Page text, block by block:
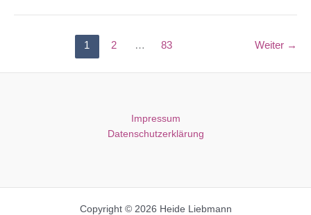
1 2 … 83 Weiter →
Impressum
Datenschutzerklärung
Copyright © 2026 Heide Liebmann